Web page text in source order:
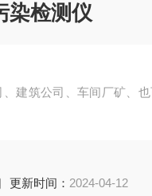
染检测仪
建筑公司、车间厂矿、
更新时间： 2024-04-12